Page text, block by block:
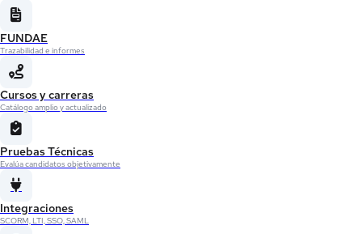
FUNDAE
Trazabilidad e informes
Cursos y carreras
Catálogo amplio y actualizado
Pruebas Técnicas
Evalúa candidatos objetivamente
Integraciones
SCORM, LTI, SSO, SAML